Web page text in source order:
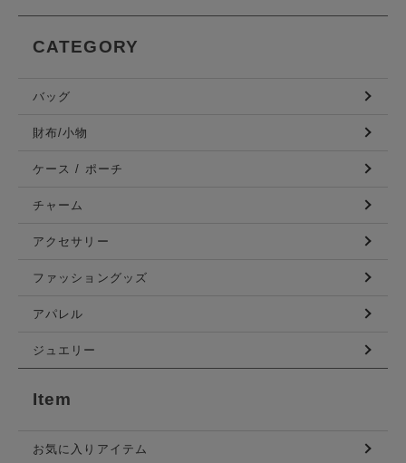
CATEGORY
バッグ
財布/小物
ケース / ポーチ
チャーム
アクセサリー
ファッショングッズ
アパレル
ジュエリー
Item
お気に入りアイテム